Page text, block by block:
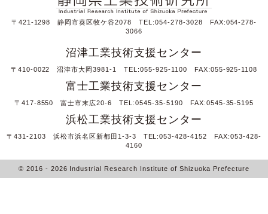
〒421-1298 静岡市葵区牧ケ谷2078 TEL:054-278-3028 FAX:054-278-
3066
沼津工業技術支援センター
〒410-0022 沼津市大岡3981-1 TEL:055-925-1100 FAX:055-925-1108
富士工業技術支援センター
〒417-8550 富士市末広20-6 TEL:0545-35-5190 FAX:0545-35-5195
浜松工業技術支援センター
〒431-2103 浜松市浜名区新都田1-3-3 TEL:053-428-4152 FAX:053-428-
4160
© 2016 - 2026 Industrial Research Institute of Shizuoka Prefecture